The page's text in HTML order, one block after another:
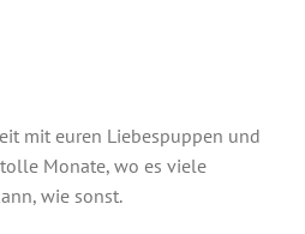
mit euren Liebespuppen und
Monate, wo es viele
wie sonst.